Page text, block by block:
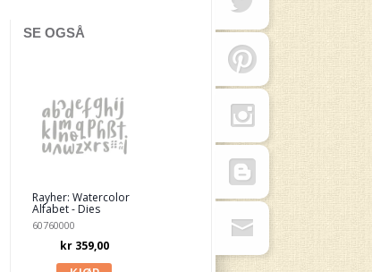
SE OGSÅ
Rayher: Watercolor
Alfabet - Dies
60760000
kr 359,00